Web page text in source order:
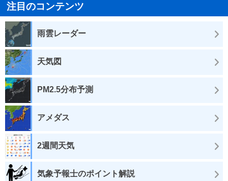
注目のコンテンツ
雨雲レーダー
天気図
PM2.5分布予測
アメダス
2週間天気
気象予報士のポイント解説